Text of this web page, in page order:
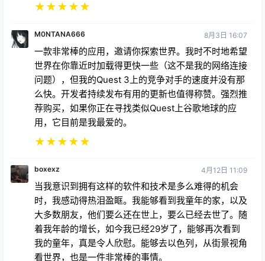
★★★★★
M0NTANA666 8月3日 16:07
一款非常棒的应用，邀请你探索世界。我时不时地希望
世界在你靠近时加载得更快一些（这不是我的网络连接
问题），但我的Quest 3上的竞争对手的速度并没有那
么快。开发者持续发布有用的更新也值得称赞。强烈推
荐购买，如果你正在寻找类似Quest上谷歌地球的应
用，它目前是我最爱的。
★★★★★
boxexz 4月12日 11:09
当我意识到拥有这样的软件和技术是多么难得的机会
时，我感动得热泪盈眶。我能够看到我童年的家，以及
大多数朋友，他们要么还在世上，要么已经去世了。随
着我年龄的增长，如今我已经29岁了，能够再次看到
我的童年，真是令人欣慰。能够去以色列，从街景视角
看世界，也是一件非常棒的事情。